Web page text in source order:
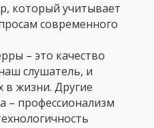
который учитывает
современного
– это качество
слушатель, и
в жизни. Другие
– профессионализм